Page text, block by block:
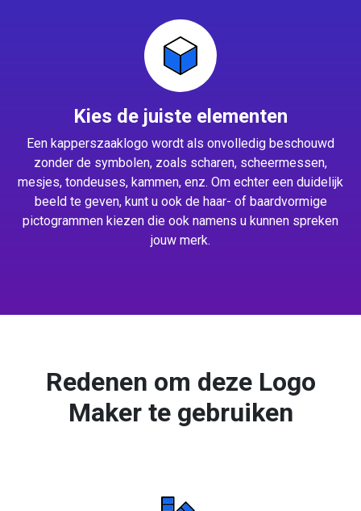
Kies de juiste elementen
Een kapperszaaklogo wordt als onvolledig beschouwd
zonder de symbolen, zoals scharen, scheermessen,
mesjes, tondeuses, kammen, enz. Om echter een duidelijk
beeld te geven, kunt u ook de haar- of baardvormige
pictogrammen kiezen die ook namens u kunnen spreken
jouw merk.
Redenen om deze Logo
Maker te gebruiken